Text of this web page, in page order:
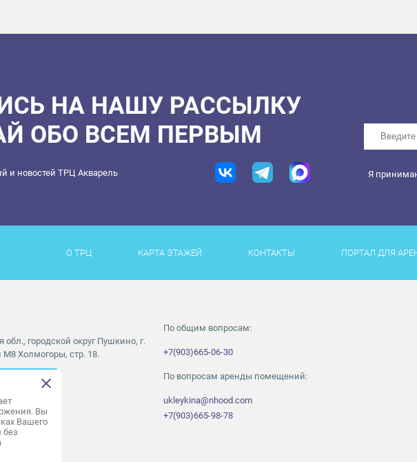
НА НАШУ РАССЫЛКУ
ОБО ВСЕМ ПЕРВЫМ
и новостей ТРЦ Акварель
Я
О ТРЦ КАРТА ЭТАЖЕЙ КОНТАКТЫ ПОРТАЛ ДЛЯ
городской округ Пушкино, г.
М8 Холмогоры, стр. 18.
01:00
По общим вопросам:
+7(903)665-06-30
По вопросам аренды помещений:
ukleykina@nhood.com
+7(903)665-98-78
Вы
Вашего
без